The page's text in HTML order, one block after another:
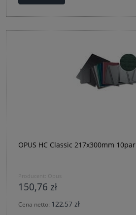
OPUS HC Classic 217x300mm 10par
Producent: Opus
150,76 zł
Cena netto: 122,57 zł